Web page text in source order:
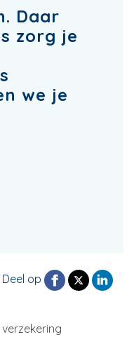
Daar
zorg je
we je
Deel op